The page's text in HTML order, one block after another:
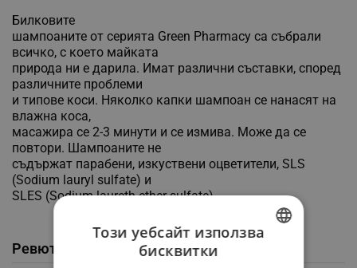
Билковите
шампоаните от серията Green Pharmacy са събрали
всичко, с което майката
природа ни е дарила. Имат различни съставки, според
различните проблеми
и типове коси. Няколко капки шампоан се нанасят на
влажна коса,
масажира се 2-3 минути и се измива. Може да се
повтори. Шампоаните не
съдържат парабени, изкуствени оцветители, SLS
(Sodium lauryl sulfate) и
SLES (Sodium laureth ether sulfate).
Ревюта / Въпроси и отговори от клиенти
Този уебсайт използва
бисквитки